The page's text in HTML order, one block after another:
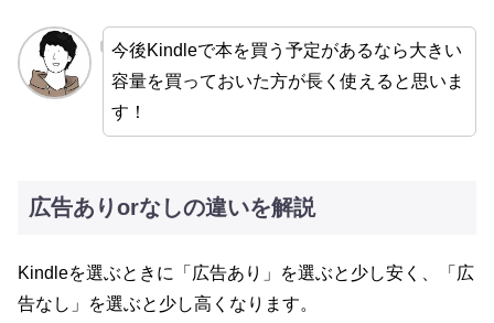
今後Kindleで本を買う予定があるなら大きい
容量を買っておいた方が長く使えると思いま
す！
広告ありorなしの違いを解説
Kindleを選ぶときに「広告あり」を選ぶと少し安く、「広
告なし」を選ぶと少し高くなります。